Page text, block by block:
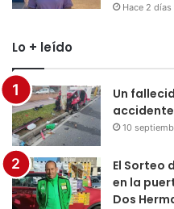
Hace 2 días
Lo + leído
Un
10
El Sorteo
en la
Dos